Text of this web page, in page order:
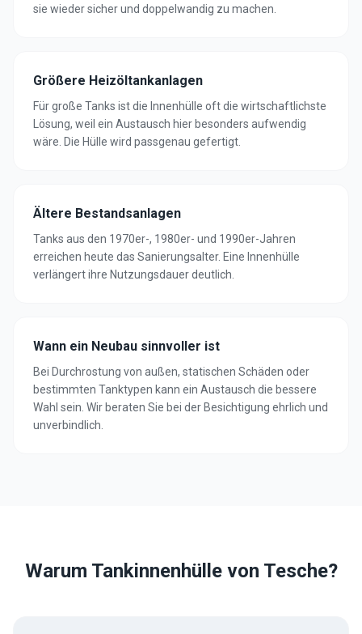
sie wieder sicher und doppelwandig zu machen.
Größere Heizöltankanlagen
Für große Tanks ist die Innenhülle oft die wirtschaftlichste
Lösung, weil ein Austausch hier besonders aufwendig
wäre. Die Hülle wird passgenau gefertigt.
Ältere Bestandsanlagen
Tanks aus den 1970er-, 1980er- und 1990er-Jahren
erreichen heute das Sanierungsalter. Eine Innenhülle
verlängert ihre Nutzungsdauer deutlich.
Wann ein Neubau sinnvoller ist
Bei Durchrostung von außen, statischen Schäden oder
bestimmten Tanktypen kann ein Austausch die bessere
Wahl sein. Wir beraten Sie bei der Besichtigung ehrlich und
unverbindlich.
Warum Tankinnenhülle von Tesche?